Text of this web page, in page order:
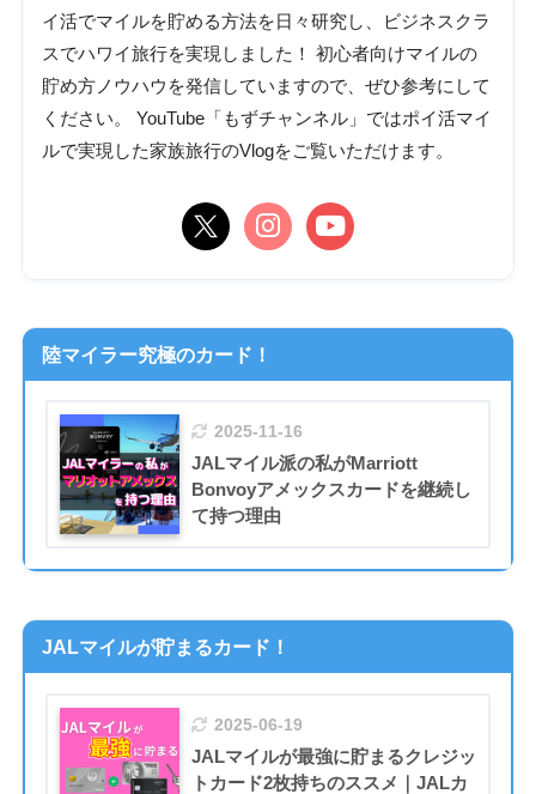
イ活でマイルを貯める方法を日々研究し、ビジネスクラ
スでハワイ旅行を実現しました！ 初心者向けマイルの
貯め方ノウハウを発信していますので、ぜひ参考にして
ください。 YouTube「もずチャンネル」ではポイ活マイ
ルで実現した家族旅行のVlogをご覧いただけます。
陸マイラー究極のカード！
2025-11-16
JALマイル派の私がMarriott
Bonvoyアメックスカードを継続し
て持つ理由
JALマイルが貯まるカード！
2025-06-19
JALマイルが最強に貯まるクレジッ
トカード2枚持ちのススメ｜JALカ